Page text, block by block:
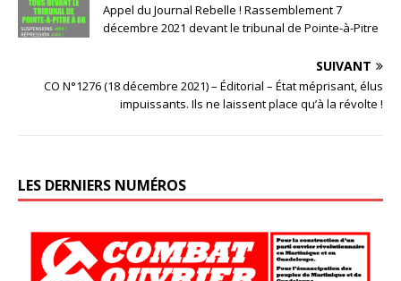
Appel du Journal Rebelle ! Rassemblement 7
décembre 2021 devant le tribunal de Pointe-à-Pitre
SUIVANT
CO N°1276 (18 décembre 2021) – Éditorial – État méprisant, élus
impuissants. Ils ne laissent place qu’à la révolte !
LES DERNIERS NUMÉROS